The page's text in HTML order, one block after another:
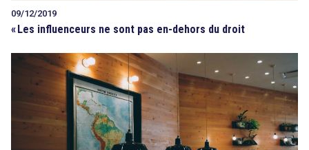
09/12/2019
« Les influenceurs ne sont pas en-dehors du droit